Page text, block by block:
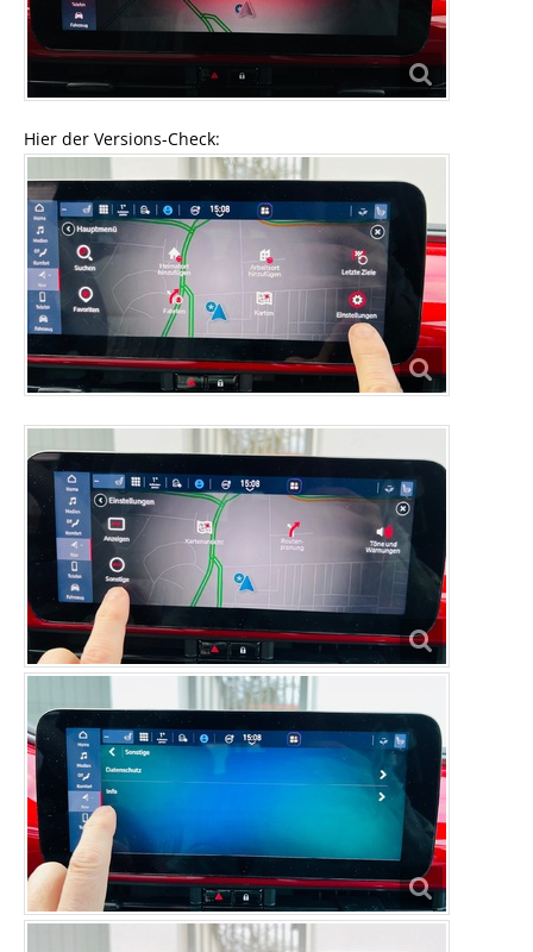
Hier der Versions-Check: